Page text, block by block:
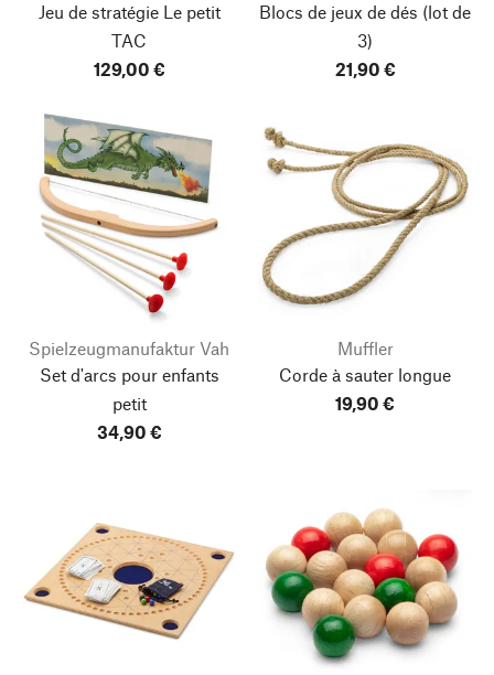
Jeu de stratégie Le petit
TAC
129,00 €
Blocs de jeux de dés (lot de
3)
21,90 €
Spielzeugmanufaktur Vah
Set d'arcs pour enfants
petit
34,90 €
Muffler
Corde à sauter longue
19,90 €